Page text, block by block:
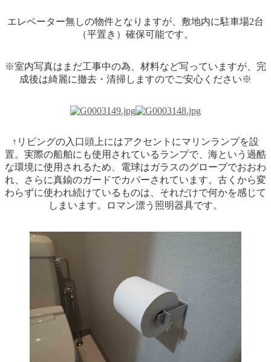
エレベーター無しの物件となりますが、敷地内に駐車場2台
（平置き）確保可能です。
※室内写真はまだ工事中の為、材料など写っていますが、完
成後は綺麗に撤去・清掃しますのでご安心ください※
↑リビングの入口頭上にはアクセントにマリンランプを設
置。実際の船舶にも使用されているランプで、海という過酷
な環境に使用されるため、電球はガラスのグローブでおおわ
れ、さらに真鍮のガードでカバーされています。古くから変
わらずに使われ続けているものは、それだけで何かを感じて
しまいます。ロマン漂う照明器具です。